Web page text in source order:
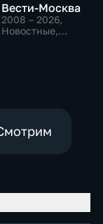
Вести-Москва
2008 – 2026,
Новостные,